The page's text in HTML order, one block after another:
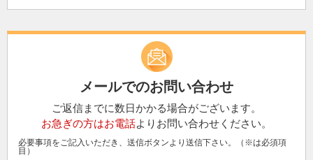
メールでのお問い合わせ
ご返信までに数日かかる場合がございます。
お急ぎの方はお電話よりお問い合わせください。
必要事項をご記入いただき、送信ボタンより送信下さい。（※は必須項
目）